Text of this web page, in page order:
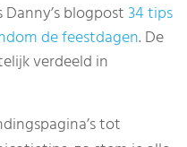
blogpost34 tips
de feestdagen. De
verdeeld in
tot